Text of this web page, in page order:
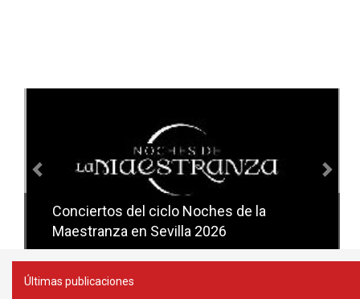
Conciertos del ciclo Noches de la
Maestranza en Sevilla 2026
Conciertos del ciclo Candlelight en
Sevilla
Últimas publicaciones